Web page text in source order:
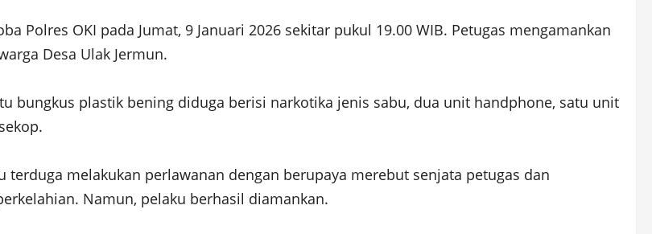
Polres OKI pada Jumat, 9 Januari 2026 sekitar pukul 19.00 WIB. Petugas mengamankan
Desa Ulak Jermun.
bungkus plastik bening diduga berisi narkotika jenis sabu, dua unit handphone, satu unit
terduga melakukan perlawanan dengan berupaya merebut senjata petugas dan
Namun, pelaku berhasil diamankan.